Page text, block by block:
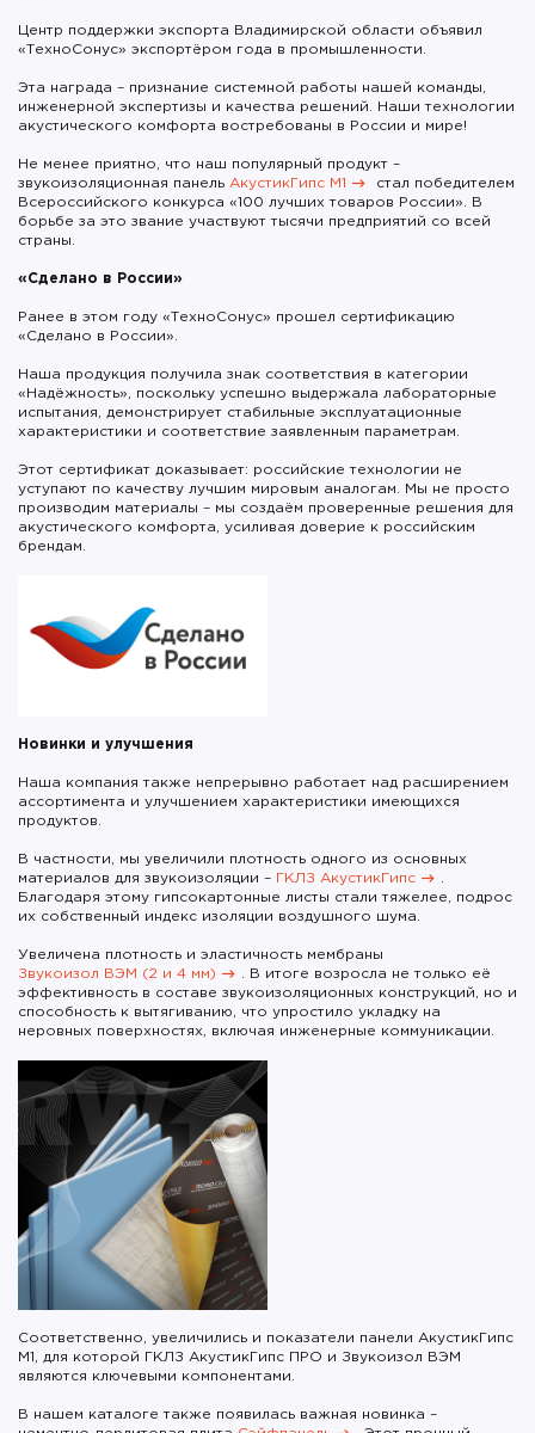
Центр поддержки экспорта Владимирской области объявил
«ТехноСонус» экспортёром года в промышленности.
Эта награда – признание системной работы нашей команды,
инженерной экспертизы и качества решений. Наши технологии
акустического комфорта востребованы в России и мире!
Не менее приятно, что наш популярный продукт –
звукоизоляционная панель АкустикГипс М1
стал победителем
Всероссийского конкурса «100 лучших товаров России». В
борьбе за это звание участвуют тысячи предприятий со всей
страны.
«Сделано в России»
Ранее в этом году «ТехноСонус» прошел сертификацию
«Сделано в России».
Наша продукция получила знак соответствия в категории
«Надёжность», поскольку успешно выдержала лабораторные
испытания, демонстрирует стабильные эксплуатационные
характеристики и соответствие заявленным параметрам.
Этот сертификат доказывает: российские технологии не
уступают по качеству лучшим мировым аналогам. Мы не просто
производим материалы – мы создаём проверенные решения для
акустического комфорта, усиливая доверие к российским
брендам.
Новинки и улучшения
Наша компания также непрерывно работает над расширением
ассортимента и улучшением характеристики имеющихся
продуктов.
В частности, мы увеличили плотность одного из основных
материалов для звукоизоляции – ГКЛЗ АкустикГипс
Благодаря этому гипсокартонные листы стали тяжелее, подрос
их собственный индекс изоляции воздушного шума.
Увеличена плотность и эластичность мембраны
Звукоизол ВЭМ (2 и 4 мм)
. В итоге возросла не только её
эффективность в составе звукоизоляционных конструкций, но и
способность к вытягиванию, что упростило укладку на
неровных поверхностях, включая инженерные коммуникации.
Соответственно, увеличились и показатели панели АкустикГипс
М1, для которой ГКЛЗ АкустикГипс ПРО и Звукоизол ВЭМ
являются ключевыми компонентами.
В нашем каталоге также появилась важная новинка –